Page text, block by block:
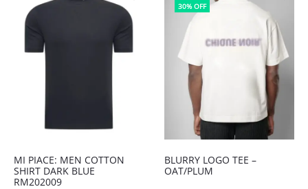
MI PIACE: MEN COTTON
SHIRT DARK BLUE
RM202009
30% OFF
BLURRY LOGO TEE –
OAT/PLUM